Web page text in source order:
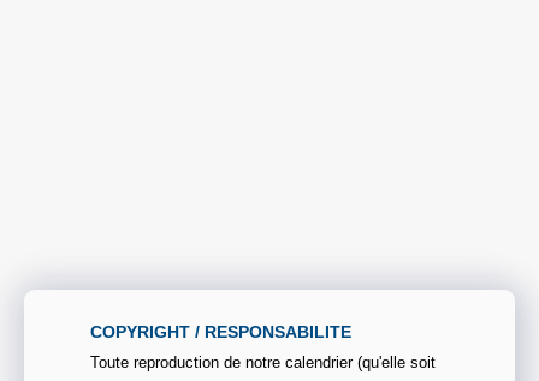
COPYRIGHT / RESPONSABILITE
Toute reproduction de notre calendrier (qu'elle soit